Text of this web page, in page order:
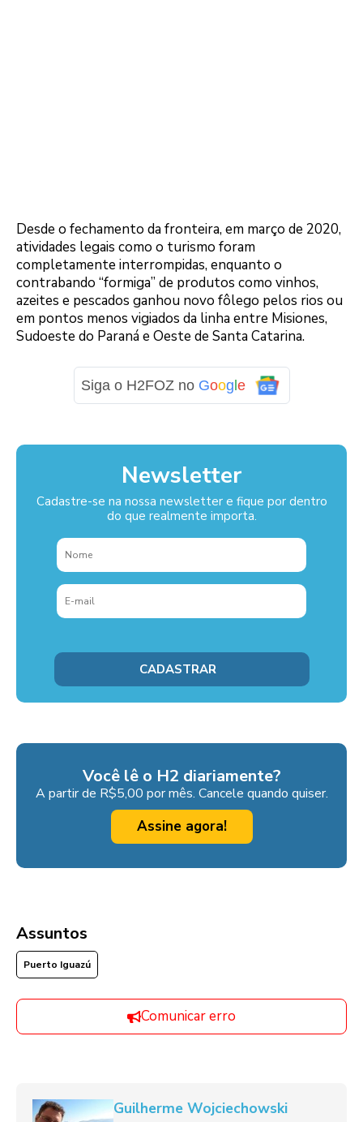
Desde o fechamento da fronteira, em março de 2020,
atividades legais como o turismo foram
completamente interrompidas, enquanto o
contrabando “formiga” de produtos como vinhos,
azeites e pescados ganhou novo fôlego pelos rios ou
em pontos menos vigiados da linha entre Misiones,
Sudoeste do Paraná e Oeste de Santa Catarina.
Siga o H2FOZ no Google
Newsletter
Cadastre-se na nossa newsletter e fique por dentro
do que realmente importa.
Você lê o H2 diariamente?
A partir de R$5,00 por mês. Cancele quando quiser.
Assine agora!
Assuntos
Puerto Iguazú
Comunicar erro
Guilherme Wojciechowski